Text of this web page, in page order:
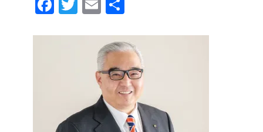
F
c
o
T
tt
E
ail